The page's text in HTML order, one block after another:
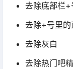
去除底部栏+
去除+号里的
去除灰白
去除热门吧